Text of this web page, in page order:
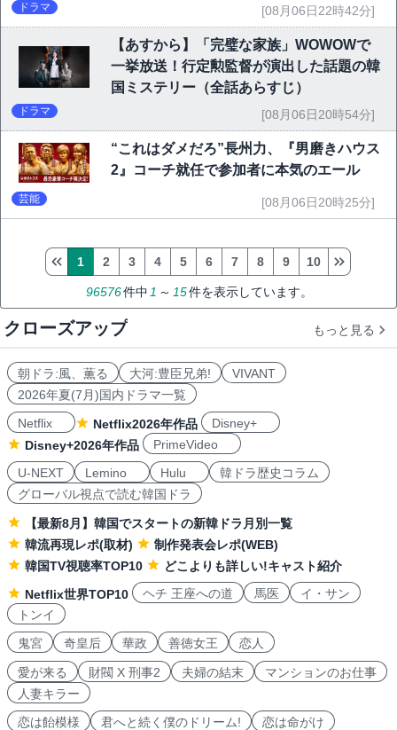
ドラマ [08月06日22時42分]
【あすから】「完璧な家族」WOWOWで
一挙放送！行定勲監督が演出した話題の韓
国ミステリー（全話あらすじ）
ドラマ [08月06日20時54分]
“これはダメだろ”長州力、『男磨きハウス
2』コーチ就任で参加者に本気のエール
芸能 [08月06日20時25分]
96576件中 1 ～ 15件を表示しています。
1 2 3 4 5 6 7 8 9 10
クローズアップ もっと見る
朝ドラ:風、薫る 大河:豊臣兄弟!
VIVANT
2026年夏(7月)国内ドラマ一覧
Netflix
Netflix2026年作品
Disney+
Disney+2026年作品
PrimeVideo
U-NEXT
Lemino Hulu
韓ドラ歴史コラム
グローバル視点で読む韓国ドラ
【最新8月】韓国でスタートの新韓ドラ月別一覧
韓流再現レポ(取材)
制作発表会レポ(WEB)
韓国TV視聴率TOP10
どこよりも詳しい!キャスト紹介
Netflix世界TOP10
ヘチ 王座への道 馬医
イ・サン
トンイ
鬼宮
奇皇后 華政 善徳女王 恋人
愛が来る 財閥 X 刑事2 夫婦の結末
マンションのお仕事
人妻キラー
恋は飴模様
君へと続く僕のドリーム! 恋は命がけ